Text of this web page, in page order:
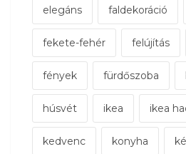
elegáns faldekoráció
fekete-fehér felújítás
fények fürdőszoba
húsvét ikea ikea
kedvenc konyha